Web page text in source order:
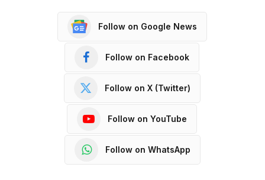
Follow on Google News
Follow on Facebook
Follow on X (Twitter)
Follow on YouTube
Follow on WhatsApp